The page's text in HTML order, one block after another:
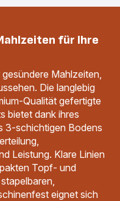
für Ihre
Mahlzeiten,
Die langlebig
Qualität gefertigte
bietet dank ihres
3-schichtigen Bodens
Leistung. Klare Linien
Topf- und
eignet sich